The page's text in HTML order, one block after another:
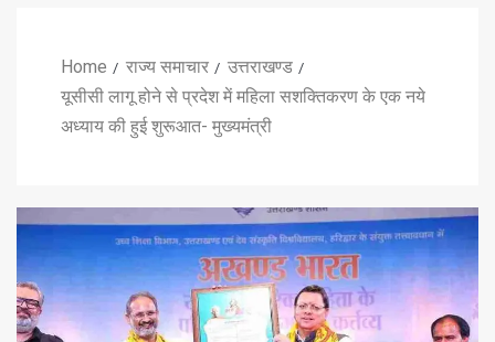
Home राज्य समाचार
उत्तराखण्ड
यूसीसी लागू होने से प्रदेश में महिला सशक्तिकरण के एक नये
अध्याय की हुई शुरूआत- मुख्यमंत्री